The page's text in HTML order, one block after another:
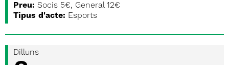
Preu: Socis 5€, General 12€
Tipus d'acte: Esports
Dilluns